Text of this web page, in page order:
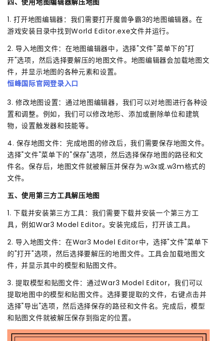
1. 打开地图编辑器：我们需要打开魔兽争霸3的地图编辑器。在
游戏安装目录中找到World Editor.exe文件并运行。
2. 导入地图文件：在地图编辑器中，选择"文件"菜单下的"打
开"选项，然后选择要解压的地图文件。地图编辑器会加载地图文
件，并显示地图的各种元素和设置。
恒峰国际官网登录入口
3. 修改地图设置：通过地图编辑器，我们可以对地图进行各种设
置和调整。例如，我们可以修改地形、添加或删除单位和建筑
物，设置触发器和技能等。
4. 保存地图文件：完成地图的修改后，我们需要保存地图文件。
选择"文件"菜单下的"保存"选项，然后选择保存地图的路径和文
件名。保存后，地图文件就被解压并保存为.w3x或.w3m格式的
文件。
五、使用第三方工具解压地图
1. 下载并安装第三方工具：我们需要下载并安装一个第三方工
具，例如War3 Model Editor。安装完成后，打开该工具。
2. 导入地图文件：在War3 Model Editor中，选择"文件"菜单下
的"打开"选项，然后选择要解压的地图文件。工具会加载地图文
件，并显示其中的模型和贴图文件。
3. 提取模型和贴图文件：通过War3 Model Editor，我们可以
提取地图中的模型和贴图文件。选择要提取的文件，右键点击并
选择"导出"选项，然后选择保存的路径和文件名。完成后，模型
和贴图文件就被解压保存到指定的位置。